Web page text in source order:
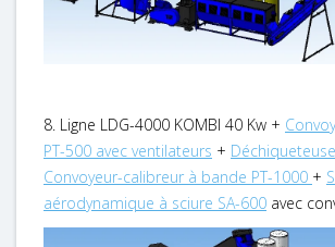
8. Ligne LDG-4000 KOMBI 40 Kw +
PT-500 avec ventilateurs +
Convoyeur-calibreur à bande PT-1000 +
aérodynamique à sciure SA-600 avec